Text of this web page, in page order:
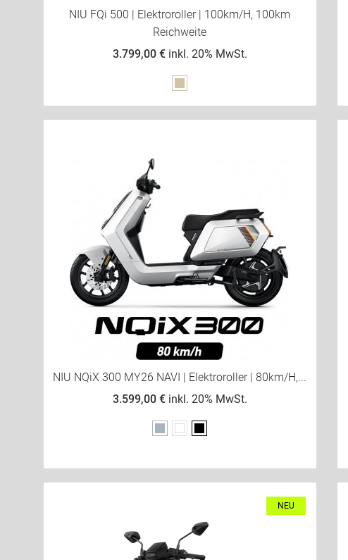
NIU FQi 500 | Elektroroller | 100km/h, 100km
Reichweite
3.799,00 €inkl. 20% MwSt.
Sahara
NIU NQiX 300 MY26 NAVI | Elektroroller | 80km/h,...
3.599,00 €inkl. 20% MwSt.
GrauWeißSchwarz
NEU